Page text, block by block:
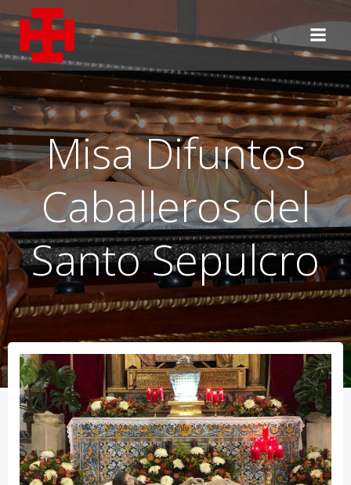
al
contenido
Misa Difuntos
Caballeros del
Santo Sepulcro